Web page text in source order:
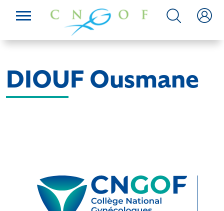
DIOUF Ousmane